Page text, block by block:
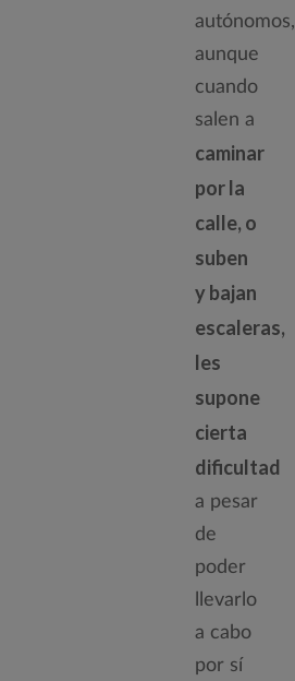
autónomos,
aunque
cuando
salen a
caminar
por la
calle, o
suben
y bajan
escaleras,
les
supone
cierta
dificultad
a pesar
de
poder
llevarlo
a cabo
por sí